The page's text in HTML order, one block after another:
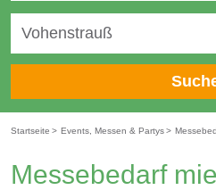
Startseite > Events, Messen & Partys>
Messebedarf